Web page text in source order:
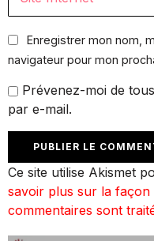
Enregistrer mon nom,
navigateur pour mon
Prévenez-moi de
par e-mail.
Ce site utilise Akismet
savoir plus sur la façon
commentaires sont